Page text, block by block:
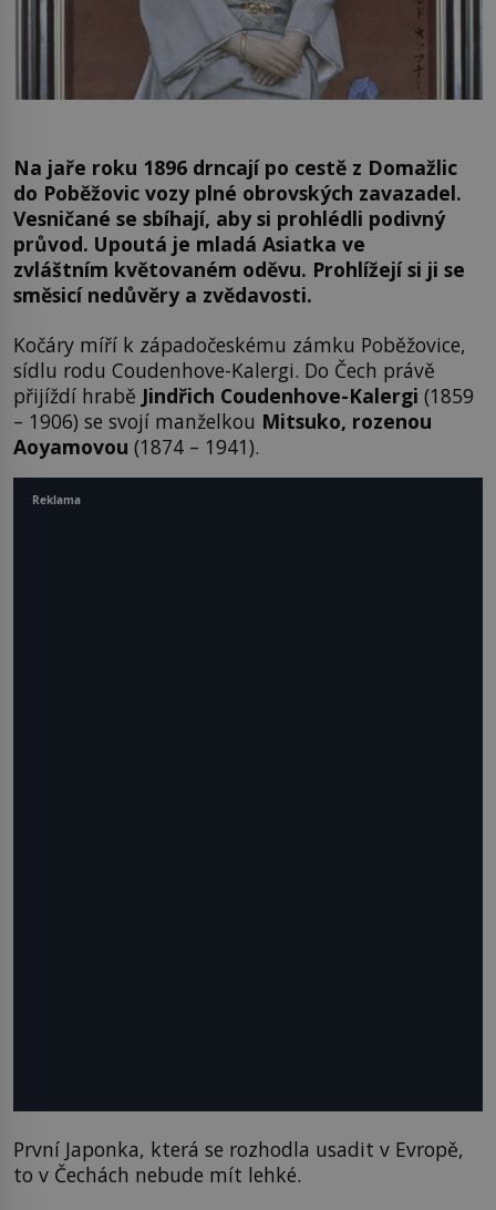
Na jaře roku 1896 drncají po cestě z Domažlic
do Poběžovic vozy plné obrovských zavazadel.
Vesničané se sbíhají, aby si prohlédli podivný
průvod. Upoutá je mladá Asiatka ve
zvláštním květovaném oděvu. Prohlížejí si ji se
směsicí nedůvěry a zvědavosti.
Kočáry míří k západočeskému zámku Poběžovice,
sídlu rodu Coudenhove-Kalergi. Do Čech právě
přijíždí hrabě Jindřich Coudenhove-Kalergi (1859
– 1906) se svojí manželkou Mitsuko, rozenou
Aoyamovou (1874 – 1941).
První Japonka, která se rozhodla usadit v Evropě,
to v Čechách nebude mít lehké.
Reklama